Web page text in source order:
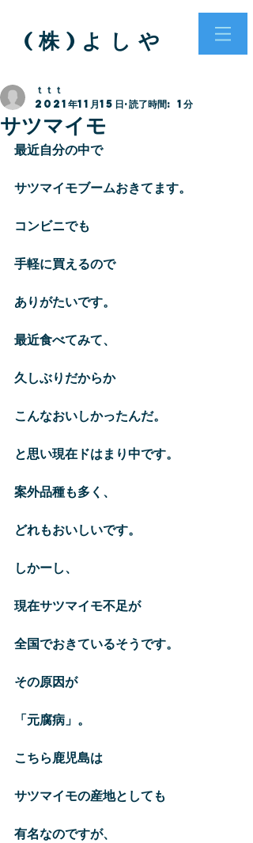
( 株 ) よ し や
サツマイモ
ｔｔｔ
2021年11月15日 読了時間: 1分
最近自分の中で
サツマイモブームおきてます。
コンビニでも
手軽に買えるので
ありがたいです。
最近食べてみて、
久しぶりだからか
こんなおいしかったんだ。
と思い現在ドはまり中です。
案外品種も多く、
どれもおいしいです。
しかーし、
現在サツマイモ不足が
全国でおきているそうです。
その原因が
「元腐病」。
こちら鹿児島は
サツマイモの産地としても
有名なのですが、